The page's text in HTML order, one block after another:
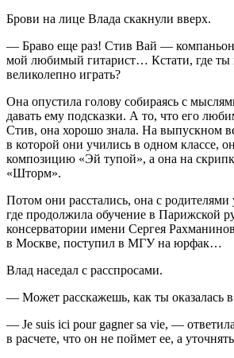
Брови на лице Влада скакнули вверх.
— Браво еще раз! Стив Вай —
мой любимый гитарист… Кстати, где ты
великолепно играть?
Она опустила голову собираясь с
давать ему подсказки. А то, что его
Стив, она хорошо знала. На выпускном
в которой они учились в одном классе,
композицию «Эй тупой», а она на
«Шторм».
Потом они расстались, она с
где продолжила обучение в Парижской
консерватории имени Сергея
в Москве, поступил в МГУ на юрфак…
Влад наседал с расспросами.
— Может расскажешь, как ты оказалась в
— Je suis ici pour gagner sa vie, —
в расчете, что он не поймет ее, а